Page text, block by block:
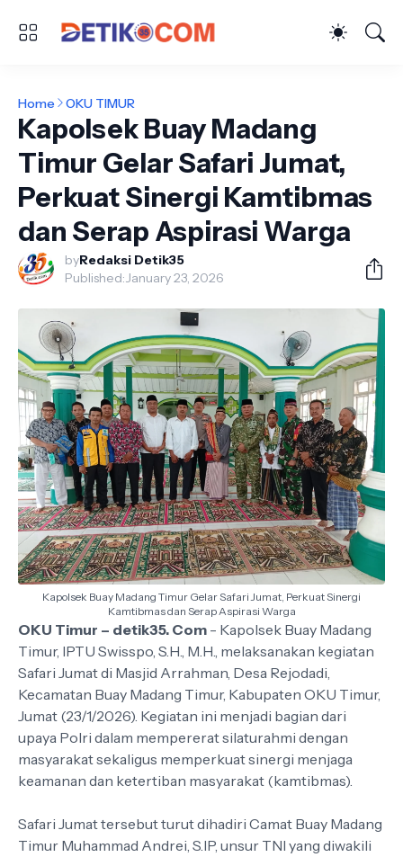
Home OKU TIMUR
Kapolsek Buay Madang
Timur Gelar Safari Jumat,
Perkuat Sinergi Kamtibmas
dan Serap Aspirasi Warga
byRedaksi Detik35
Published:January 23, 2026
Kapolsek Buay Madang Timur Gelar Safari Jumat, Perkuat Sinergi
Kamtibmas dan Serap Aspirasi Warga
OKU Timur – detik35. Com - Kapolsek Buay Madang
Timur, IPTU Swisspo, S.H., M.H., melaksanakan kegiatan
Safari Jumat di Masjid Arrahman, Desa Rejodadi,
Kecamatan Buay Madang Timur, Kabupaten OKU Timur,
Jumat (23/1/2026). Kegiatan ini menjadi bagian dari
upaya Polri dalam mempererat silaturahmi dengan
masyarakat sekaligus memperkuat sinergi menjaga
keamanan dan ketertiban masyarakat (kamtibmas).
Safari Jumat tersebut turut dihadiri Camat Buay Madang
Timur Muhammad Andrei, S.IP, unsur TNI yang diwakili